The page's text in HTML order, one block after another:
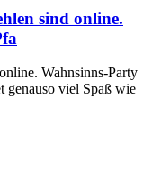
sind online.
Wahnsinns-Party
genauso viel Spaß wie